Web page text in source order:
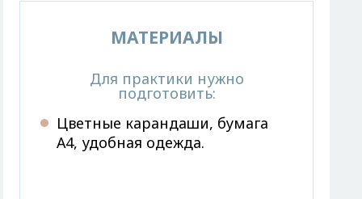
МАТЕРИАЛЫ
Для практики нужно
подготовить:
Цветные карандаши, бумага
А4, удобная одежда.